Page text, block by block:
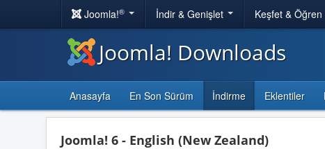
Joomla!® İndir & Genişlet Keşfet & Öğren
Joomla! Downloads
Anasayfa En Son Sürüm İndirme Eklentiler
Joomla! 6 - English (New Zealand)